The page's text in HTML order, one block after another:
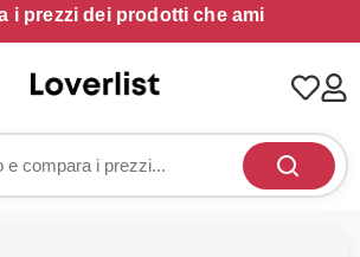
i prezzi dei prodotti che ami